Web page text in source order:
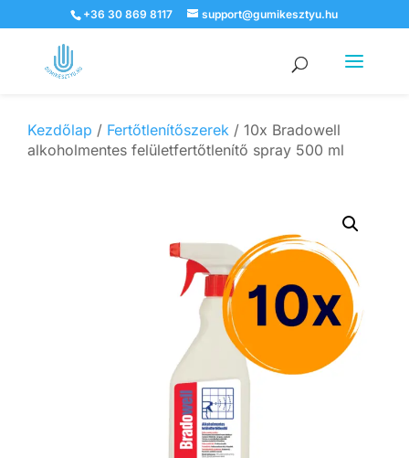
+36 30 869 8117 support@gumikesztyu.hu
Products
search
Kezdőlap / Fertőtlenítőszerek / 10x Bradowell
alkoholmentes felületfertőtlenítő spray 500 ml